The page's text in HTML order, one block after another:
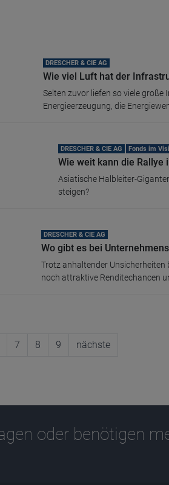
DRESCHER & CIE AG
Wie viel Luft hat der
Selten zuvor liefen so viele
Energieerzeugung, die
DRESCHER & CIE AG Fonds im
Wie weit kann die Rallye
Asiatische Halbleiter-
steigen?
DRESCHER & CIE AG
Wo gibt es bei
Trotz anhaltender Unsicherheiten
noch attraktive Renditechancen
7 8 9 nächste
oder benötigen